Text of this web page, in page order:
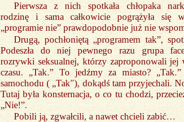
Pierwsza z nich spotkała chłopaka
rodzinę i sama całkowicie pogrążyła się
„programie nie” prawdopodobnie już nie
Drugą, pochłoniętą „programem tak”,
Podeszła do niej pewnego razu grupa
rozrywki seksualnej, którzy zaproponowali jej
czasu. „Tak.” To jedźmy za miasto?
samochodu ( „Tak"), dokądś tam przyjechali.
Tutaj była konsternacja, o co tu chodzi,
„Nie!”.
Pobili ją, zgwałcili, a nawet chcieli zabić…